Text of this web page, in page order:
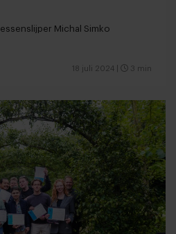
Michal Simko
18 juli 2024 3 min